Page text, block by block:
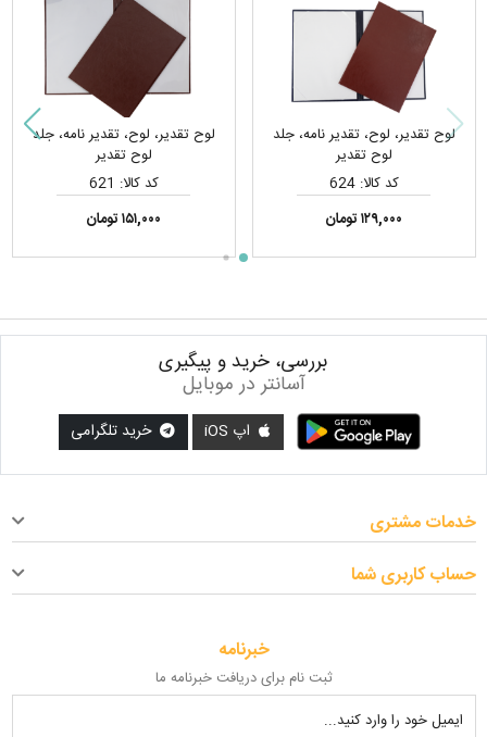
لوح تقدیر، لوح، تقدیر نامه، جلد
لوح تقدیر
کد کالا: 624
۱۲۹,۰۰۰ تومان
لوح تقدیر، لوح، تقدیر نامه، جلد
لوح تقدیر
کد کالا: 621
۱۵۱,۰۰۰ تومان
بررسی، خرید و پیگیری
آسانتر در موبایل
اپ iOS خرید تلگرامی
خبرنامه
ثبت نام برای دریافت خبرنامه ما
ایمیل خود را وارد کنید...
خدمات مشتری
حساب کاربری شما